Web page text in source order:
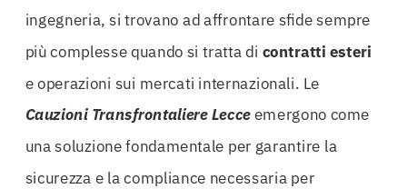
ingegneria, si trovano ad affrontare sfide sempre
più complesse quando si tratta di contratti esteri
e operazioni sui mercati internazionali. Le
Cauzioni Transfrontaliere Lecceemergono come
una soluzione fondamentale per garantire la
sicurezza e la compliance necessaria per